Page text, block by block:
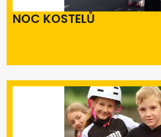
NOC KOSTELŮ